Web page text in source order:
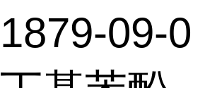
1879-09-